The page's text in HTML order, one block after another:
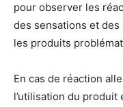
pour observer les
des sensations et
les produits
En cas de réaction
l’utilisation du